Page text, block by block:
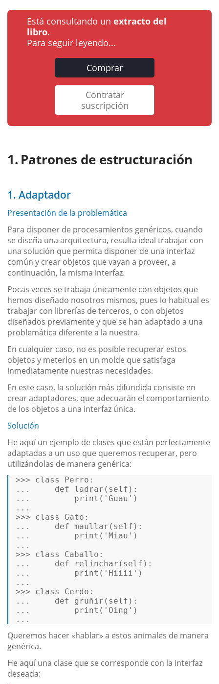
Está consultando un extracto del
libro.
Para seguir leyendo...
Comprar
Contratar
suscripción
Patrones de estructuración
1. Adaptador
Presentación de la problemática
Para disponer de procesamientos genéricos, cuando
se diseña una arquitectura, resulta ideal trabajar con
una solución que permita disponer de una interfaz
común y crear objetos que vayan a proveer, a
continuación, la misma interfaz.
Pocas veces se trabaja únicamente con objetos que
hemos diseñado nosotros mismos, pues lo habitual es
trabajar con librerías de terceros, o con objetos
diseñados previamente y que se han adaptado a una
problemática diferente a la nuestra.
En cualquier caso, no es posible recuperar estos
objetos y meterlos en un molde que satisfaga
inmediatamente nuestras necesidades.
En este caso, la solución más difundida consiste en
crear adaptadores, que adecuarán el comportamiento
de los objetos a una interfaz única.
Solución
He aquí un ejemplo de clases que están perfectamente
adaptadas a un uso que queremos recuperar, pero
utilizándolas de manera genérica:
>>> class Perro :
...
def ladrar ( self ):
...
print ( 'Guau' )
...
>>>
class Gato :
...
def maullar ( self ):
...
print ( 'Miau' )
...
>>>
class Caballo :
...
def relinchar ( self ):
...
print ( 'Hiiii' )
...
>>>
class Cerdo :
...
def gruñir ( self ):
...
print ( 'Oing' )
...
Queremos hacer «hablar» a estos animales de manera
genérica.
He aquí una clase que se corresponde con la interfaz
deseada: